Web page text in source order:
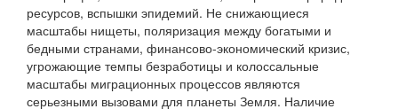
ресурсов, вспышки эпидемий. Не снижающиеся
масштабы нищеты, поляризация между богатыми и
бедными странами, финансово-экономический кризис,
угрожающие темпы безработицы и колоссальные
масштабы миграционных процессов являются
серьезными вызовами для планеты Земля. Наличие